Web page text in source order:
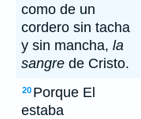
como de un
cordero sin tacha
y sin mancha, la
sangre de Cristo.
20 Porque El
estaba